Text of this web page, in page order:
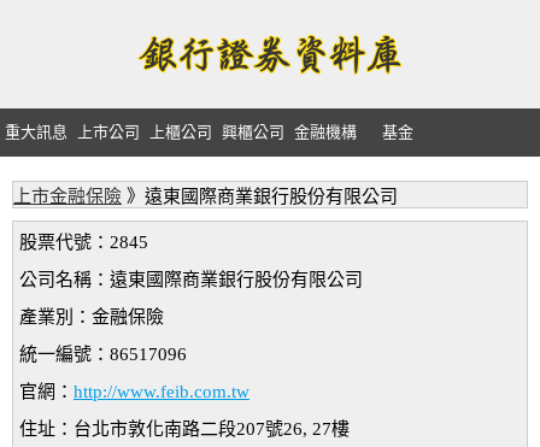
重大訊息 上市公司 上櫃公司 興櫃公司 金融機構 基金
上市金融保險 》遠東國際商業銀行股份有限公司
股票代號：2845
公司名稱：遠東國際商業銀行股份有限公司
產業別：金融保險
統一編號：86517096
官網： http://www.feib.com.tw
住址：台北市敦化南路二段207號26, 27樓